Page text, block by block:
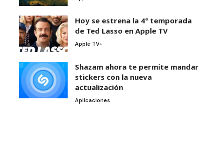
Hoy se estrena la 4ª temporada
de Ted Lasso en Apple TV
Apple TV+
Shazam ahora te permite mandar
stickers con la nueva
actualización
Aplicaciones